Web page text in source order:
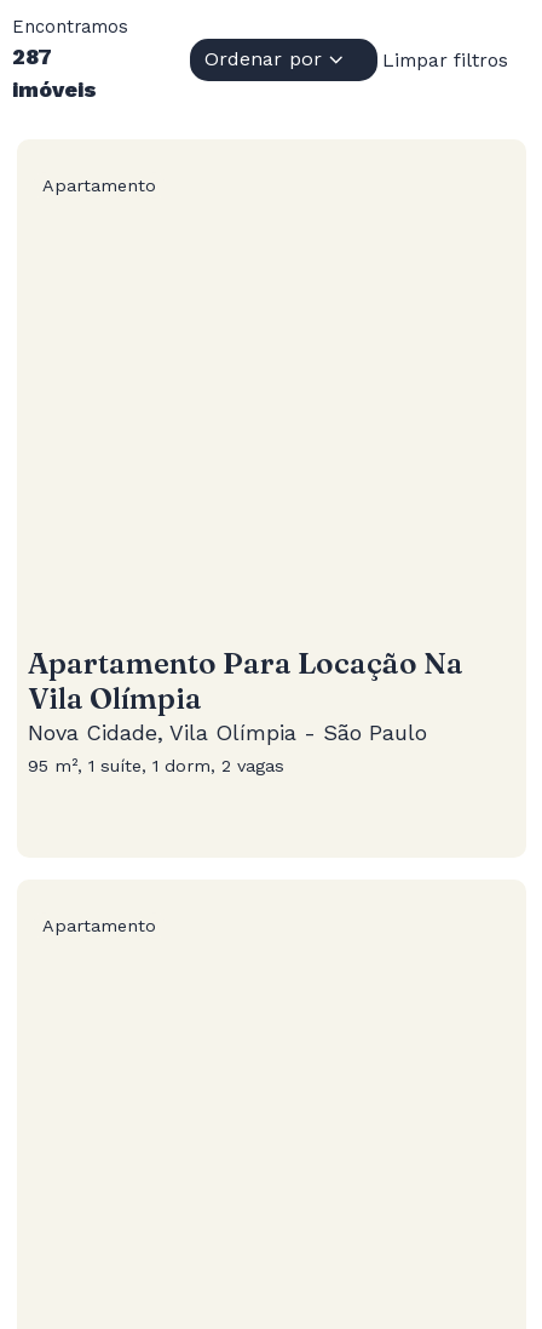
Encontramos
287
imóveis
Ordenar por Limpar filtros
Apartamento
Apartamento Para Locação Na
Vila Olímpia
Nova Cidade, Vila Olímpia - São Paulo
95 m², 1 suíte, 1 dorm, 2 vagas
Apartamento